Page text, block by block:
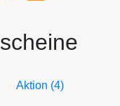
Aktion (4)